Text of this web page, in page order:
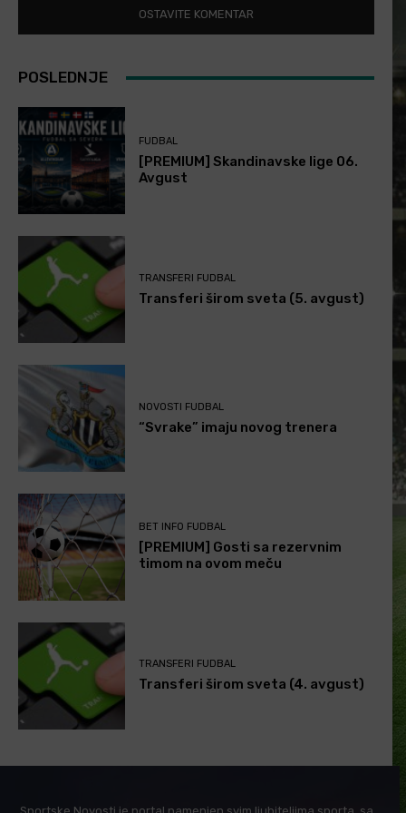
POSLEDNJE
FUDBAL
[PREMIUM] Skandinavske lige 06.
Avgust
TRANSFERI FUDBAL
Transferi širom sveta (5. avgust)
NOVOSTI FUDBAL
“Svrake” imaju novog trenera
BET INFO FUDBAL
[PREMIUM] Gosti sa rezervnim
timom na ovom meču
TRANSFERI FUDBAL
Transferi širom sveta (4. avgust)